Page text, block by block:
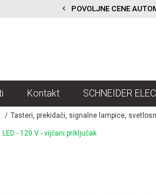
I UTICNICA POVOLJNE CENE
Kontakt SCHNEIDER
Tasteri, prekidači, signalne lampice,
- 120 V - vijčani priključak